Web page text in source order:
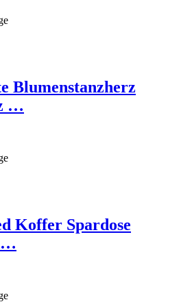
Blumenstanzherz
…
Koffer Spardose